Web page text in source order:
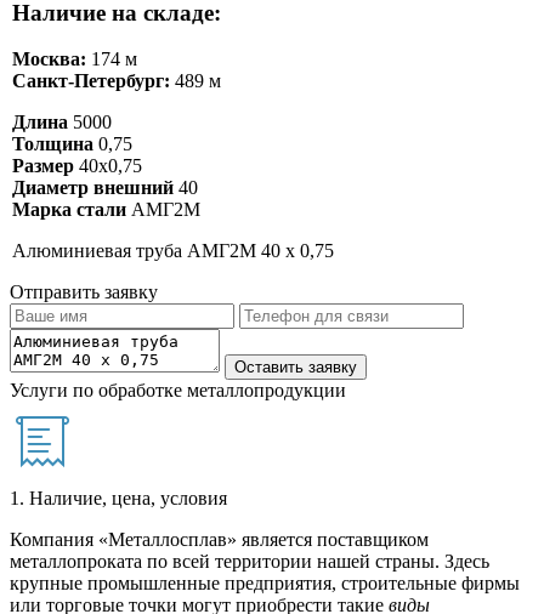
Наличие на складе:
Москва: 174 м
Санкт-Петербург: 489 м
Длина 5000
Толщина 0,75
Размер 40х0,75
Диаметр внешний 40
Марка стали АМГ2М
Алюминиевая труба АМГ2М 40 х 0,75
Отправить заявку
Услуги по обработке металлопродукции
1. Наличие, цена, условия
Компания «Металлосплав» является поставщиком
металлопроката по всей территории нашей страны. Здесь
крупные промышленные предприятия, строительные фирмы
или торговые точки могут приобрести такие виды